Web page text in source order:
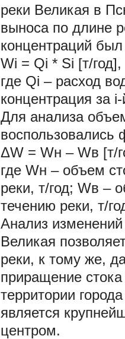
реки Великая в
выноса по длине
концентраций
Wi = Qi * Si
где Qi – расход
концентрация за
Для анализа
воспользовались
ΔW = Wн – Wв
где Wн – объем
реки, т/год; Wв –
течению реки, т/
Анализ
Великая
реки, к тому же,
приращение
территории
является
центром.